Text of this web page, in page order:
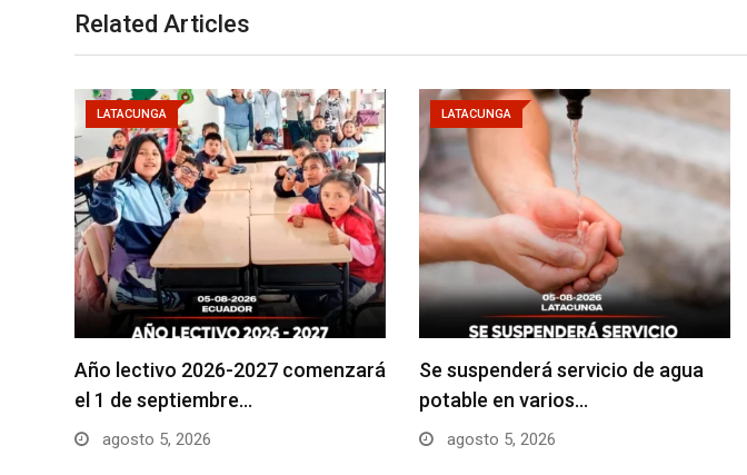
Related Articles
LATACUNGA
Año lectivo 2026-2027 comenzará
el 1 de septiembre…
agosto 5, 2026
LATACUNGA
Se suspenderá servicio de agua
potable en varios…
agosto 5, 2026